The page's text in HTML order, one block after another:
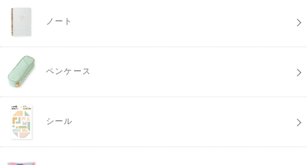
ノート
ペンケース
シール